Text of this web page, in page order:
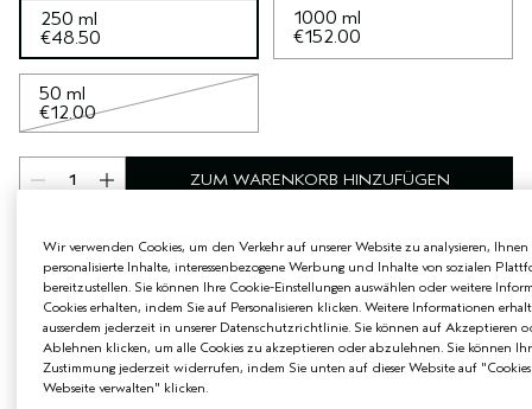
250 ml
€48.50
1000 ml
€152.00
50 ml
€12.00
ZUM WARENKORB HINZUFÜGEN
2 BE CURLY ADVANCED MINIS & MINI PADDLE
BRUSH GRATIS AB 99 € BESTELLWERT
PRODUKTDETAILS
Wir verwenden Cookies, um den Verkehr auf unserer Website zu analysieren, Ihnen
personalisierte Inhalte, interessenbezogene Werbung und Inhalte von sozialen
bereitzustellen. Sie können Ihre Cookie-Einstellungen auswählen oder weitere
Cookies erhalten, indem Sie auf Personalisieren klicken. Weitere Informationen
ausserdem jederzeit in unserer Datenschutzrichtlinie. Sie können auf Akzeptieren
Ablehnen klicken, um alle Cookies zu akzeptieren oder abzulehnen. Sie können
Zustimmung jederzeit widerrufen, indem Sie unten auf dieser Website auf
Webseite verwalten" klicken.